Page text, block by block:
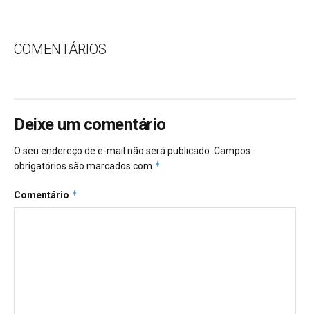
COMENTÁRIOS
Deixe um comentário
O seu endereço de e-mail não será publicado. Campos
obrigatórios são marcados com *
Comentário *